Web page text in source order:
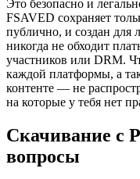
Это безопасно и
FSAVED сохраняет
публично, и создан для
никогда не обходит
участников или DRM.
каждой платформы, а
контенте — не
на которые у тебя нет
Скачивание с
вопросы